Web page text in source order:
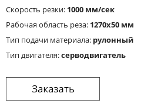
Скорость резки: 1000 мм/сек
Рабочая область реза: 1270x50 мм
Тип подачи материала: рулонный
Тип двигателя:серводвигатель